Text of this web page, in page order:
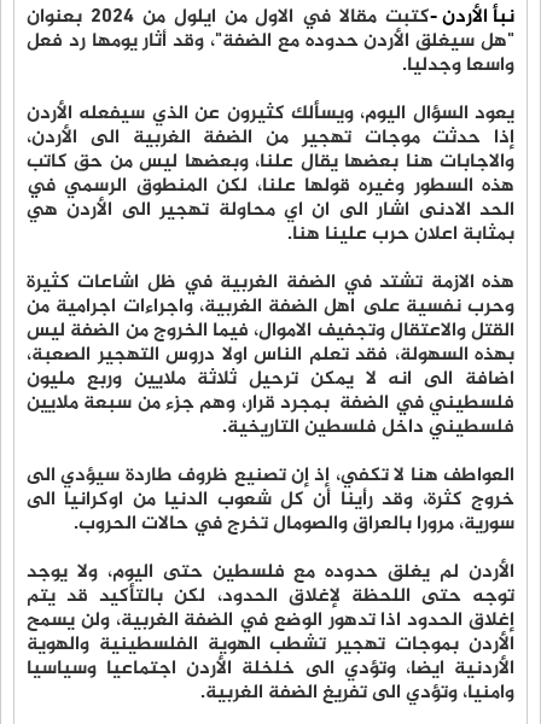
نبأ الأردن - كتبت مقالا في الاول من ايلول من 2024 بعنوان
"هل سيغلق الأردن حدوده مع الضفة"، وقد أثار يومها رد فعل
واسعا وجدليا.
يعود السؤال اليوم، ويسألك كثيرون عن الذي سيفعله الأردن
إذا حدثت موجات تهجير من الضفة الغربية الى الأردن،
والاجابات هنا بعضها يقال علنا، وبعضها ليس من حق كاتب
هذه السطور وغيره قولها علنا، لكن المنطوق الرسمي في
الحد الادنى اشار الى ان اي محاولة تهجير الى الأردن هي
بمثابة اعلان حرب علينا هنا.
هذه الازمة تشتد في الضفة الغربية في ظل اشاعات كثيرة
وحرب نفسية على اهل الضفة الغربية، واجراءات اجرامية من
القتل والاعتقال وتجفيف الاموال، فيما الخروج من الضفة ليس
بهذه السهولة، فقد تعلم الناس اولا دروس التهجير الصعبة،
اضافة الى انه لا يمكن ترحيل ثلاثة ملايين وربع مليون
فلسطيني في الضفة بمجرد قرار، وهم جزء من سبعة ملايين
فلسطيني داخل فلسطين التاريخية.
العواطف هنا لا تكفي، إذ إن تصنيع ظروف طاردة سيؤدي الى
خروج كثرة، وقد رأينا أن كل شعوب الدنيا من اوكرانيا الى
سورية، مرورا بالعراق والصومال تخرج في حالات الحروب.
الأردن لم يغلق حدوده مع فلسطين حتى اليوم، ولا يوجد
توجه حتى اللحظة لإغلاق الحدود، لكن بالتأكيد قد يتم
إغلاق الحدود اذا تدهور الوضع في الضفة الغربية، ولن يسمح
الأردن بموجات تهجير تشطب الهوية الفلسطينية والهوية
الأردنية ايضا، وتؤدي الى خلخلة الأردن اجتماعيا وسياسيا
وامنيا، وتؤدي الى تفريغ الضفة الغربية.